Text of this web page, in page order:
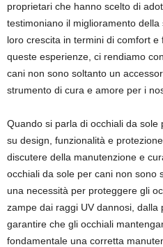
proprietari che hanno scelto di
testimoniano il miglioramento
loro crescita in termini di comfort
queste esperienze, ci rendiamo
cani non sono soltanto un
strumento di cura e amore per i
Quando si parla di occhiali da sole
su design, funzionalità e
discutere della manutenzione e
occhiali da sole per cani non sono
una necessità per proteggere gli
zampe dai raggi UV dannosi, dalla
garantire che gli occhiali
fondamentale una corretta